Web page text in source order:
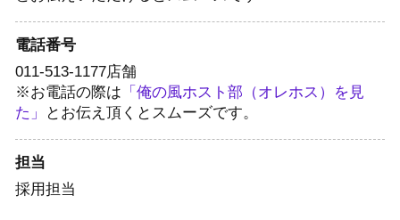
電話番号
011-513-1177店舗
※お電話の際は 「俺の風ホスト部（オレホス）を見
た」
とお伝え頂くとスムーズです。
担当
採用担当